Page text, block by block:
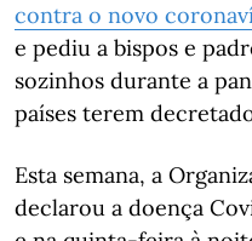
contra o novo
e pediu a bispos e
sozinhos durante a
países terem
Esta semana, a
declarou a doença